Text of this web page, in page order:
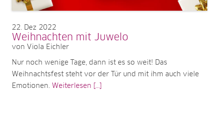
22 Dez 2022
Weihnachten mit Juwelo
von Viola Eichler
Nur noch wenige Tage, dann ist es so weit! Das
Weihnachtsfest steht vor der Tür und mit ihm auch viele
Emotionen. Weiterlesen [...]